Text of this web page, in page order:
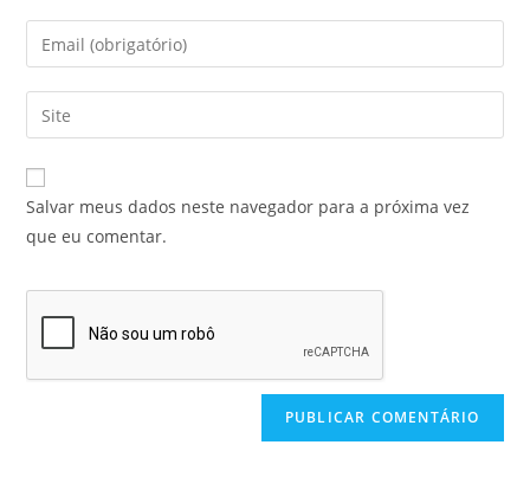
Salvar meus dados neste navegador para a próxima vez
que eu comentar.